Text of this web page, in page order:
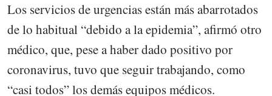
Los servicios de urgencias están más abarrotados
de lo habitual “debido a la epidemia”, afirmó otro
médico, que, pese a haber dado positivo por
coronavirus, tuvo que seguir trabajando, como
“casi todos” los demás equipos médicos.